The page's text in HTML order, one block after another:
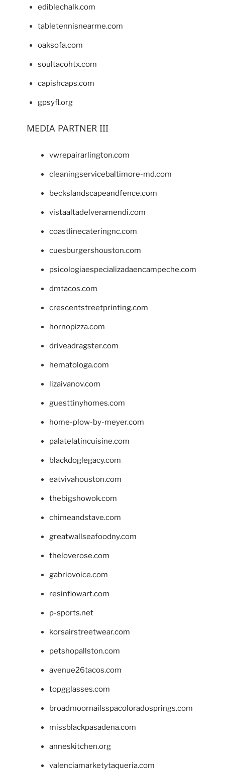
ediblechalk.com
tabletennisnearme.com
oaksofa.com
soultacohtx.com
capishcaps.com
gpsyfl.org
MEDIA PARTNER III
vwrepairarlington.com
cleaningservicebaltimore-md.com
beckslandscapeandfence.com
vistaaltadelveramendi.com
coastlinecateringnc.com
cuesburgershouston.com
psicologiaespecializadaencampeche.com
dmtacos.com
crescentstreetprinting.com
hornopizza.com
driveadragster.com
hematologa.com
lizaivanov.com
guesttinyhomes.com
home-plow-by-meyer.com
palatelatincuisine.com
blackdoglegacy.com
eatvivahouston.com
thebigshowok.com
chimeandstave.com
greatwallseafoodny.com
theloverose.com
gabriovoice.com
resinflowart.com
p-sports.net
korsairstreetwear.com
petshopallston.com
avenue26tacos.com
topgglasses.com
broadmoornailsspacoloradosprings.com
missblackpasadena.com
anneskitchen.org
valenciamarketytaqueria.com